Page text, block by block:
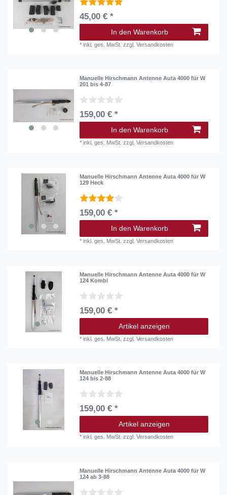
45,00 € *
In den Warenkorb
*inkl. ges. MwSt. zzgl.Versandkosten
Manuelle Hirschmann Antenne Auta 4000 für W
201 bis 4-87
159,00 € *
In den Warenkorb
*inkl. ges. MwSt. zzgl.Versandkosten
Manuelle Hirschmann Antenne Auta 4000 für W
129 Heck
159,00 € *
In den Warenkorb
*inkl. ges. MwSt. zzgl.Versandkosten
Manuelle Hirschmann Antenne Auta 4000 für W
124 Kombi
159,00 € *
Artikel anzeigen
*inkl. ges. MwSt. zzgl.Versandkosten
Manuelle Hirschmann Antenne Auta 4000 für W
124 bis 2-88
159,00 € *
Artikel anzeigen
*inkl. ges. MwSt. zzgl.Versandkosten
Manuelle Hirschmann Antenne Auta 4000 für W
124 ab 3-88